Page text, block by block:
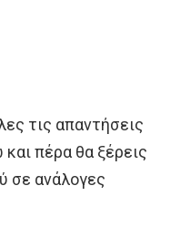
τις απαντήσεις
πέρα θα ξέρεις
σε ανάλογες